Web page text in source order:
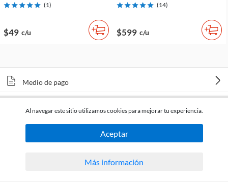
(1)
$49 c/u
(14)
$599 c/u
Medio de pago
Venta telefónica
Al navegar este sitio utilizamos cookies para mejorar tu experiencia.
Aceptar
Más información